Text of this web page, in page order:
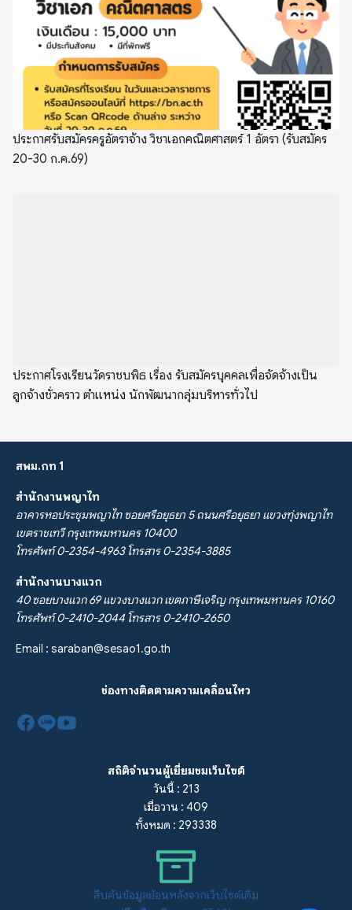
ประกาศรับสมัครครูอัตราจ้าง วิชาเอกคณิตศาสตร์ 1 อัตรา (รับสมัคร
20-30 ก.ค.69)
ประกาศโรงเรียนวัดราชบพิธ เรื่อง รับสมัครบุคคลเพื่อจัดจ้างเป็น
ลูกจ้างชั่วคราว ตำแหน่ง นักพัฒนากลุ่มบริหารทั่วไป
สพม.กท 1
สำนักงานพญาไท
อาคารหอประชุมพญาไท ซอยศรีอยุธยา 5 ถนนศรีอยุธยา แขวงทุ่งพญาไท
เขตราชเทวี กรุงเทพมหานคร 10400
โทรศัพท์ 0-2354-4963 โทรสาร 0-2354-3885
สำนักงานบางแวก
40 ซอยบางแวก 69 แขวงบางแวก เขตภาษีเจริญ กรุงเทพมหานคร 10160
โทรศัพท์ 0-2410-2044 โทรสาร 0-2410-2650
Email : saraban@sesao1.go.th
ช่องทางติดตามความเคลื่อนไหว
สถิติจำนวนผู้เยี่ยมชมเว็บไซต์
วันนี้ : 213
เมื่อวาน : 409
ทั้งหมด : 293338
สืบค้นข้อมูลย้อนหลังจากเว็บไซต์เดิม